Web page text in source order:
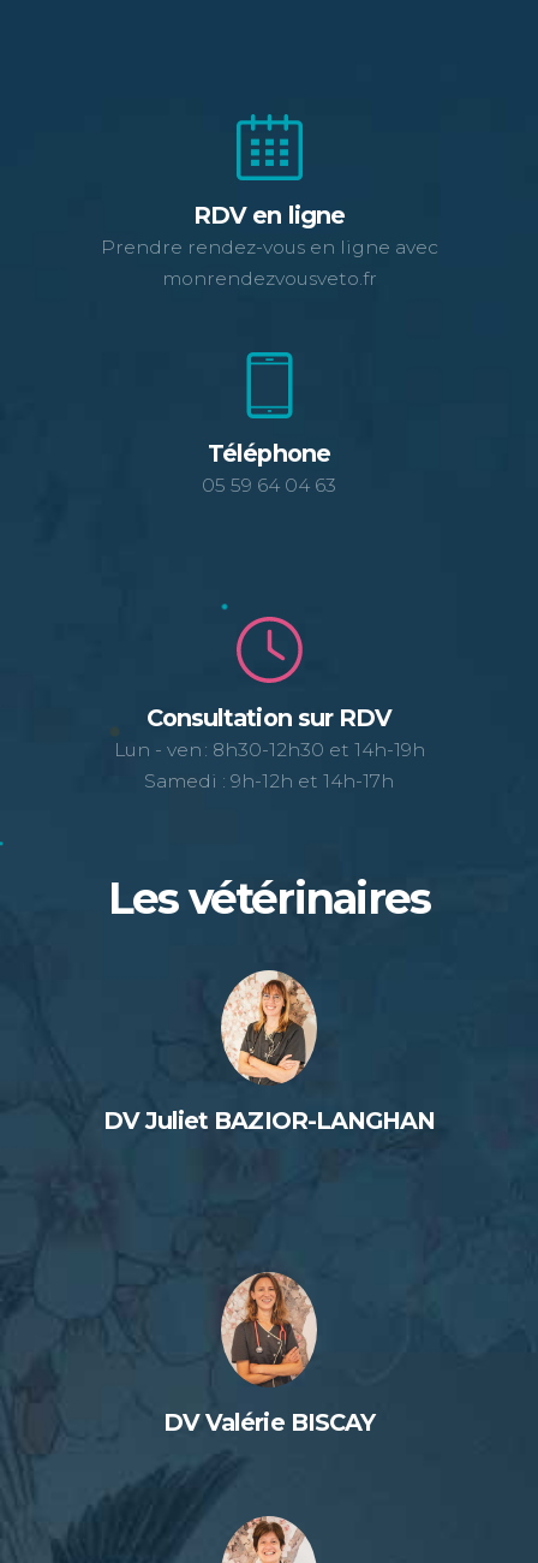
RDV en ligne
Prendre rendez-vous en ligne avec
monrendezvousveto.fr
Téléphone
05 59 64 04 63
Consultation sur RDV
Lun - ven : 8h30-12h30 et 14h-19h
Samedi : 9h-12h et 14h-17h
Les vétérinaires
DV Juliet BAZIOR-LANGHAN
DV Valérie BISCAY